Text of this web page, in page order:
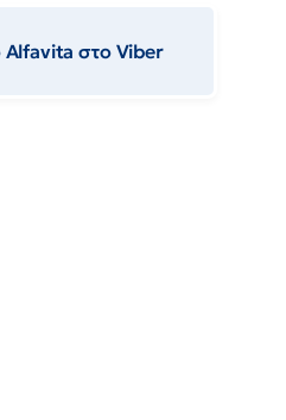
Αlfavita στο Viber